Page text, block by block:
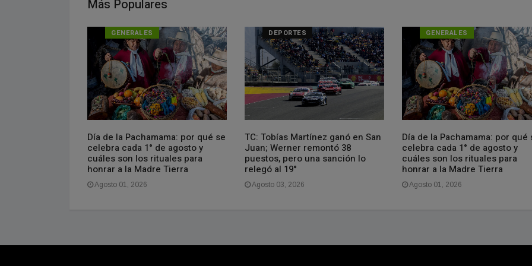
Más Populares
GENERALES
Día de la Pachamama: por qué se
celebra cada 1° de agosto y
cuáles son los rituales para
honrar a la Madre Tierra
Agosto 01, 2026
DEPORTES
TC: Tobías Martínez ganó en San
Juan; Werner remontó 38
puestos, pero una sanción lo
relegó al 19°
Agosto 03, 2026
GENERALES
Día de la Pachamama: por qué
celebra cada 1° de agosto y
cuáles son los rituales para
honrar a la Madre Tierra
Agosto 01, 2026